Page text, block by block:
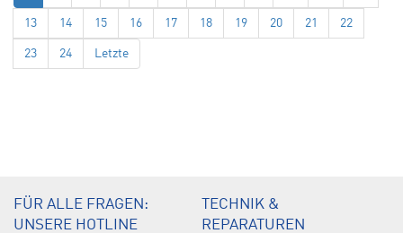
13 14 15 16 17 18 19 20 21 22
23 24 Letzte
FÜR ALLE FRAGEN:
UNSERE HOTLINE
TECHNIK &
REPARATUREN